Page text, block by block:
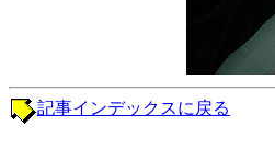
記事インデックスに戻る